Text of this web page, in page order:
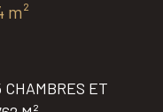
m²
CHAMBRES ET